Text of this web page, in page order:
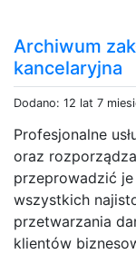
Archiwum
kancelaryjna
Dodano: 12 lat 7
Profesjonalne
oraz
przeprowadzić
wszystkich
przetwarzania
klientów